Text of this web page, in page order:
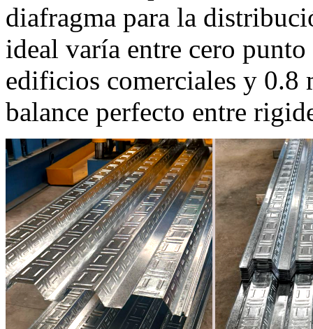
diafragma para la
ideal varía entre cero
edificios comerciales y 0.8
balance perfecto entre